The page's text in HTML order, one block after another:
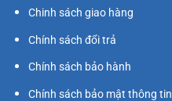
Chinh sách giao hàng
Chính sách đổi trả
Chính sách bảo hành
Chính sách bảo mật thông tin